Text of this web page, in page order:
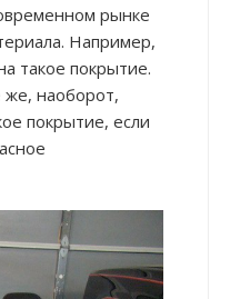
рынке
Например,
такое покрытие.
же, наоборот,
покрытие, если